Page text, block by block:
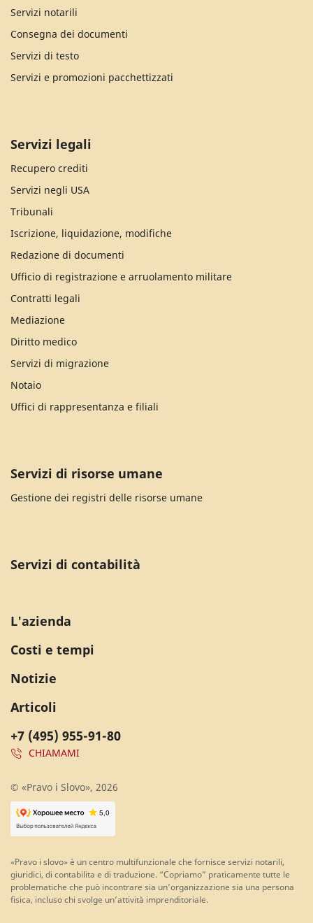
Servizi notarili
Consegna dei documenti
Servizi di testo
Servizi e promozioni pacchettizzati
Servizi legali
Recupero crediti
Servizi negli USA
Tribunali
Iscrizione, liquidazione, modifiche
Redazione di documenti
Ufficio di registrazione e arruolamento militare
Contratti legali
Mediazione
Diritto medico
Servizi di migrazione
Notaio
Uffici di rappresentanza e filiali
Servizi di risorse umane
Gestione dei registri delle risorse umane
Servizi di contabilità
+7 (495) 955-91-80
CHIAMAMI
L'azienda
Costi e tempi
Notizie
Articoli
© «Pravo i Slovo», 2026
«Pravo i slovo» è un centro multifunzionale che fornisce servizi notarili,
giuridici, di contabilita e di traduzione. “Copriamo” praticamente tutte le
problematiche che può incontrare sia un’organizzazione sia una persona
fisica, incluso chi svolge un’attività imprenditoriale.